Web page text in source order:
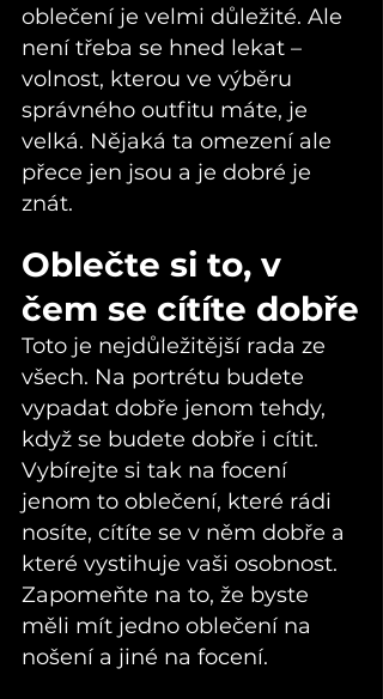
oblečení je velmi důležité. Ale
není třeba se hned lekat –
volnost, kterou ve výběru
správného outfitu máte, je
velká. Nějaká ta omezení ale
přece jen jsou a je dobré je
znát.
Oblečte si to, v
čem se cítíte dobře
Toto je nejdůležitější rada ze
všech. Na portrétu budete
vypadat dobře jenom tehdy,
když se budete dobře i cítit.
Vybírejte si tak na focení
jenom to oblečení, které rádi
nosíte, cítíte se v něm dobře a
které vystihuje vaši osobnost.
Zapomeňte na to, že byste
měli mít jedno oblečení na
nošení a jiné na focení.